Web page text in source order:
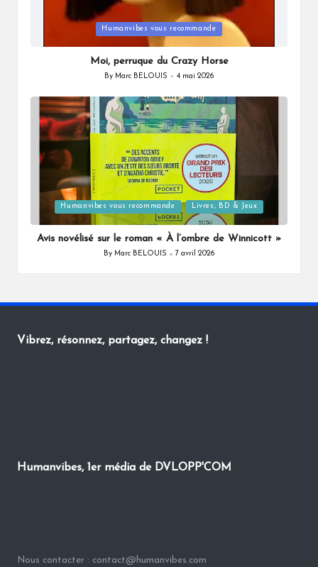
Humanvibes vous recommande
Moi, perruque du Crazy Horse
Posted
By Marc BELOUIS 4 mai 2026
Posted
in
Humanvibes vous recommande Livres, BD & Jeux
Avis novélisé sur le roman « À l’ombre de Winnicott »
Posted
By Marc BELOUIS 7 avril 2026
Vibrez, résonnez, partagez, changez !
Humanvibes, 1er média de DVLOPP'COM
Nous contacter : contact@humanvibes.com